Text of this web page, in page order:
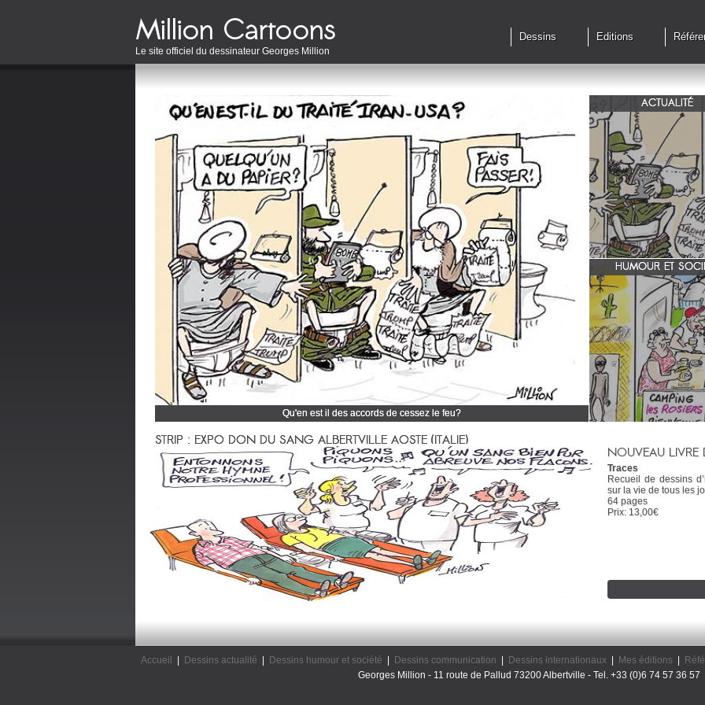
Le site officiel du dessinateur Georges Million
Dessins Editions
Qu'en est il des accords de cessez le feu?
Cliquez et découvrez tous mes dessins d'actualité
ACTUALITÉ
Qu'en est il des accords
le feu?
HUMOUR ET
zone 51
STRIP : EXPO DON DU SANG ALBERTVILLE AOSTE (ITALIE)
NOUVEAU LIVRE
Traces
Recueil de dessins
sur la vie de tous les
64 pages
Prix: 13,00€
Accueil Dessins actualité Dessins humour et société Dessins communication Dessins internationaux| Mes éditions|
Georges Million - 11 route de Pallud 73200 Albertville - Tel. +33 (0)6 74 57 36 57